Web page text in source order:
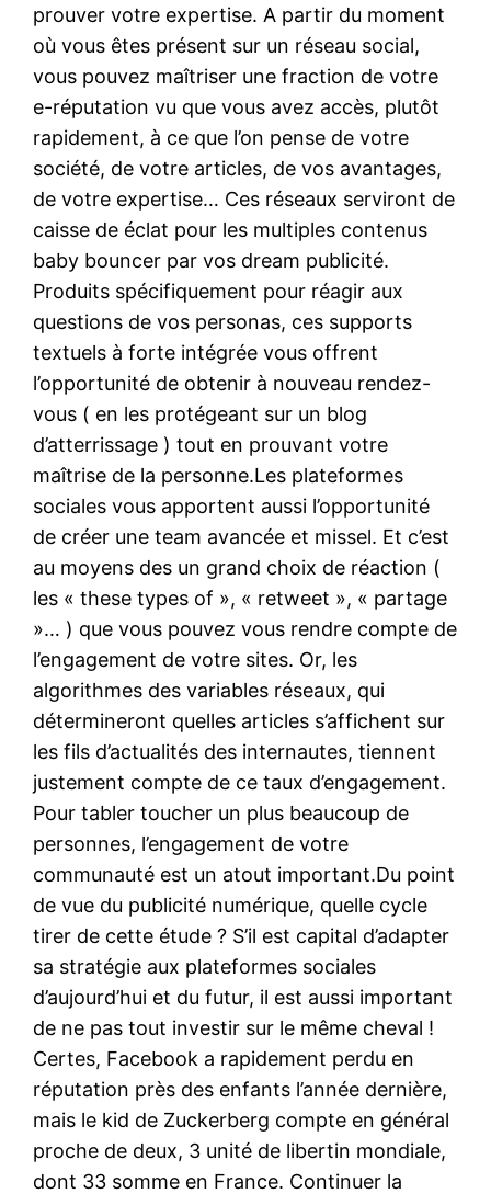
prouver votre expertise. A partir du moment
où vous êtes présent sur un réseau social,
vous pouvez maîtriser une fraction de votre
e-réputation vu que vous avez accès, plutôt
rapidement, à ce que l’on pense de votre
société, de votre articles, de vos avantages,
de votre expertise… Ces réseaux serviront de
caisse de éclat pour les multiples contenus
baby bouncer par vos dream publicité.
Produits spécifiquement pour réagir aux
questions de vos personas, ces supports
textuels à forte intégrée vous offrent
l’opportunité de obtenir à nouveau rendez-
vous ( en les protégeant sur un blog
d’atterrissage ) tout en prouvant votre
maîtrise de la personne.Les plateformes
sociales vous apportent aussi l’opportunité
de créer une team avancée et missel. Et c’est
au moyens des un grand choix de réaction (
les « these types of », « retweet », « partage
»… ) que vous pouvez vous rendre compte de
l’engagement de votre sites. Or, les
algorithmes des variables réseaux, qui
détermineront quelles articles s’affichent sur
les fils d’actualités des internautes, tiennent
justement compte de ce taux d’engagement.
Pour tabler toucher un plus beaucoup de
personnes, l’engagement de votre
communauté est un atout important.Du point
de vue du publicité numérique, quelle cycle
tirer de cette étude ? S’il est capital d’adapter
sa stratégie aux plateformes sociales
d’aujourd’hui et du futur, il est aussi important
de ne pas tout investir sur le même cheval !
Certes, Facebook a rapidement perdu en
réputation près des enfants l’année dernière,
mais le kid de Zuckerberg compte en général
proche de deux, 3 unité de libertin mondiale,
dont 33 somme en France. Continuer la